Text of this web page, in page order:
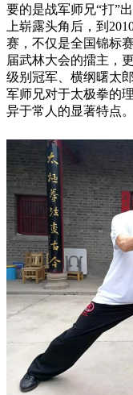
要的是战军师兄“打”
上崭露头角后，到
赛，不仅是全国锦标
届武林大会的擂主，
级别冠军、横纲曙太
军师兄对于太极拳的
异于常人的显著特点。